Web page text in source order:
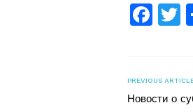
PREVIOUS
Новости о